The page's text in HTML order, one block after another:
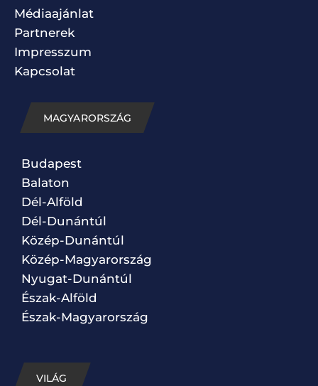
Médiaajánlat
Partnerek
Impresszum
Kapcsolat
MAGYARORSZÁG
Budapest
Balaton
Dél-Alföld
Dél-Dunántúl
Közép-Dunántúl
Közép-Magyarország
Nyugat-Dunántúl
Észak-Alföld
Észak-Magyarország
VILÁG